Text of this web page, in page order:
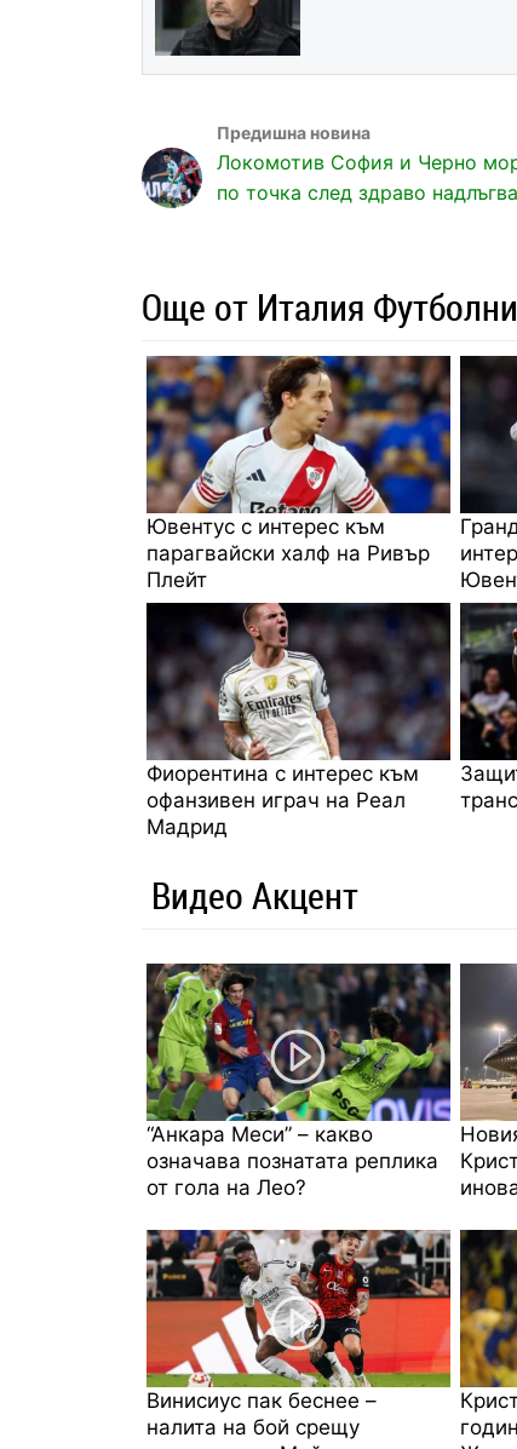
Локомотив София и Черно
по точка след здраво
Още от Италия
Ювентус с интерес към
парагвайски халф на Ривър
Плейт
Фиорентина с интерес към
офанзивен играч на Реал
Мадрид
Видео Акцент
“Анкара Меси” – какво
означава познатата реплика
от гола на Лео?
Винисиус пак беснее –
налита на бой срещу